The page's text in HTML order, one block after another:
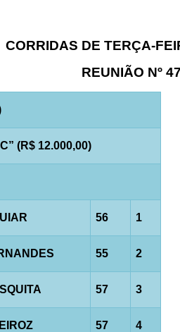
CORRIDAS DE TERÇA-
REUNIÃO Nº
(R$ 12.000,00)
56 1
55 2
57 3
57 4